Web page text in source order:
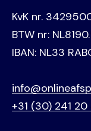
KvK nr.
BTW nr:
IBAN: NL33
+31 (30) 241 20